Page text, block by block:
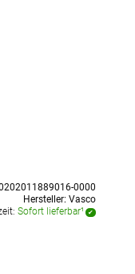
0000
Hersteller: Vasco
Sofort lieferbar¹